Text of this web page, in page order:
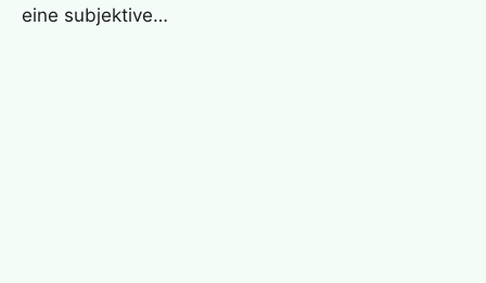
eine subjektive…